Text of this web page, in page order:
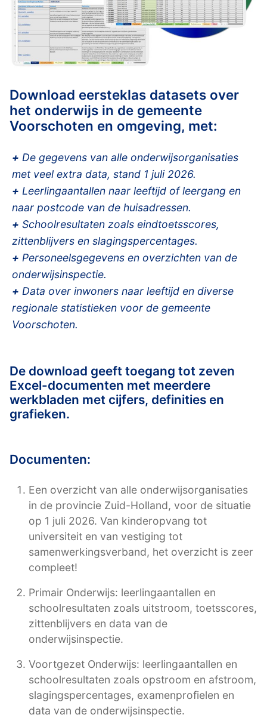
Download eersteklas datasets over
het onderwijs in de gemeente
Voorschoten en omgeving, met:
+ De gegevens van alle onderwijsorganisaties
met veel extra data, stand 1 juli 2026.
+ Leerlingaantallen naar leeftijd of leergang en
naar postcode van de huisadressen.
+ Schoolresultaten zoals eindtoetsscores,
zittenblijvers en slagingspercentages.
+ Personeelsgegevens en overzichten van de
onderwijsinspectie.
+ Data over inwoners naar leeftijd en diverse
regionale statistieken voor de gemeente
Voorschoten.
De download geeft toegang tot zeven
Excel-documenten met meerdere
werkbladen met cijfers, definities en
grafieken.
Documenten:
Een overzicht van alle onderwijsorganisaties
in de provincie Zuid-Holland, voor de situatie
op 1 juli 2026. Van kinderopvang tot
universiteit en van vestiging tot
samenwerkingsverband, het overzicht is zeer
compleet!
Primair Onderwijs: leerlingaantallen en
schoolresultaten zoals uitstroom, toetsscores,
zittenblijvers en data van de
onderwijsinspectie.
Voortgezet Onderwijs: leerlingaantallen en
schoolresultaten zoals opstroom en afstroom,
slagingspercentages, examenprofielen en
data van de onderwijsinspectie.